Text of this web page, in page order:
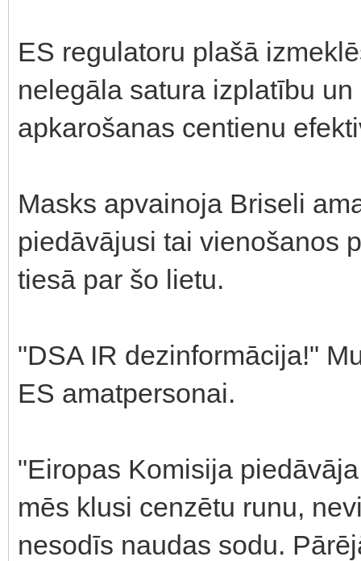
ES regulatoru plašā
nelegāla satura izplatību
apkarošanas centienu
Masks apvainoja Briseli
piedāvājusi tai vienošanos
tiesā par šo lietu.
"DSA IR dezinformācija!"
ES amatpersonai.
"Eiropas Komisija
mēs klusi cenzētu runu,
nesodīs naudas sodu.